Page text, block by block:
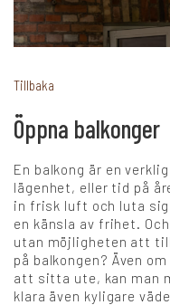
Språk:
SV DK
NL UK
Tillbaka
Öppna balkonger
En balkong är en
lägenhet, eller tid på
in frisk luft och luta
en känsla av frihet.
utan möjligheten att
på balkongen? Även
att sitta ute, kan man
klara även kyligare